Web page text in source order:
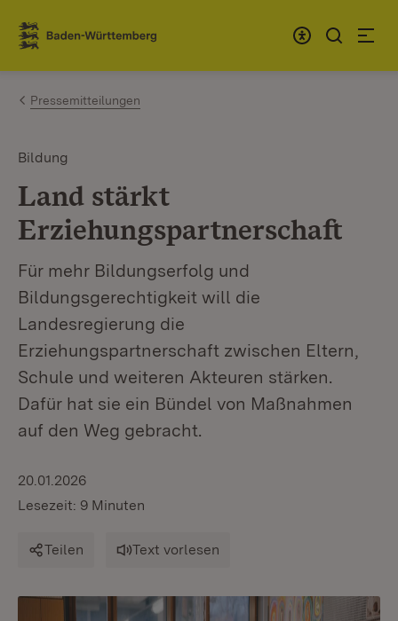
Zum Inhalt springen
Link zur Startseite
Pressemitteilungen
Bildung
Land stärkt
Erziehungspartnerschaft
Für mehr Bildungserfolg und
Bildungsgerechtigkeit will die
Landesregierung die
Erziehungspartnerschaft zwischen Eltern,
Schule und weiteren Akteuren stärken.
Dafür hat sie ein Bündel von Maßnahmen
auf den Weg gebracht.
20.01.2026
Lesezeit: 9 Minuten
Teilen Text vorlesen